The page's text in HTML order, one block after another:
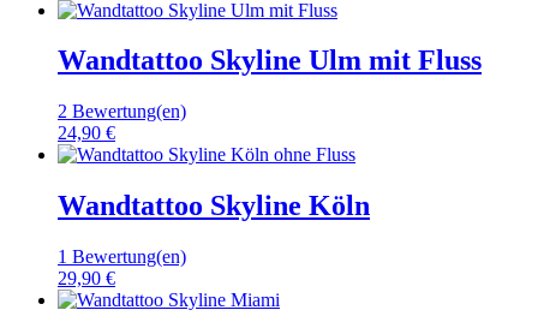
Wandtattoo Skyline Ulm mit Fluss
2 Bewertung(en)
24,90 €
Wandtattoo Skyline Köln
1 Bewertung(en)
29,90 €